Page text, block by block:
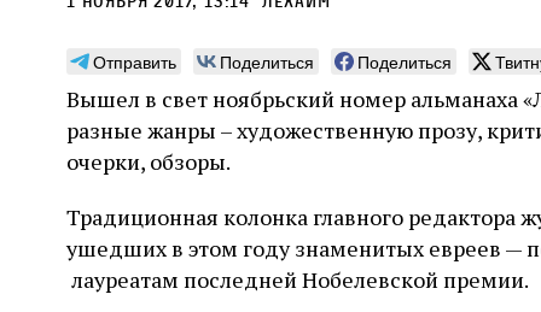
Отправить Поделиться Поделиться
Вышел в свет ноябрьский номер альманаха
разные жанры – художественную прозу,
очерки, обзоры.
Традиционная колонка главного редактора
ушедших в этом году знаменитых евреев —
лауреатам последней Нобелевской премии.
Погромы 1929 года:
судьбу еврейского ишува
Примерно за полторы недели до начала
погромов Ребе совершал поездку по святым
По